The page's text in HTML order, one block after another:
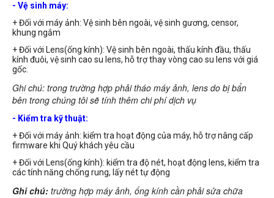
- Vệ sinh máy:
+ Đối với máy ảnh: Vệ sinh bên ngoài, vệ sinh gương, censor,
khung ngắm
+ Đối với Lens(ống kính): Vệ sinh bên ngoài, thấu kính đầu, thấu
kính đuôi, vệ sinh cao su lens, hỗ trợ thay vòng cao su lens với giá
gốc.
Ghi chú: trong trường hợp phải tháo máy ảnh, lens do bị bẩn
bên trong chúng tôi sẽ tính thêm chi phí dịch vụ
- Kiểm tra kỹ thuật:
+ Đối với máy ảnh: kiểm tra hoạt động của máy, hỗ trợ nâng cấp
firmware khi Quý khách yêu cầu
+ Đối với Lens(ống kính): kiểm tra độ nét, hoạt động lens, kiểm tra
các tính năng chống rung, lấy nét tự động
Ghi chú: trường hợp máy ảnh, ống kính cần phải sửa chữa